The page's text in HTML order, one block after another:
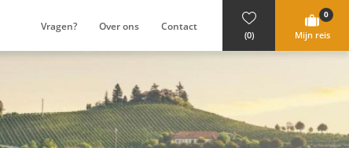
Vragen? Over ons Contact
(0)
0
Mijn reis